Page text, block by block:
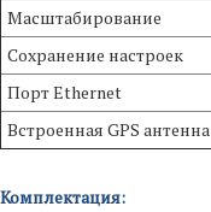
Масштабирование
Сохранение настроек
Порт Ethernet
Встроенная GPS антенна
Комплектация: